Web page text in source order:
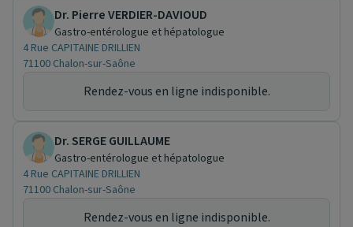
Dr. Pierre VERDIER-DAVIOUD
Gastro-entérologue et hépatologue
4 Rue CAPITAINE DRILLIEN
71100 Chalon-sur-Saône
Rendez-vous en ligne indisponible.
Dr. SERGE GUILLAUME
Gastro-entérologue et hépatologue
4 Rue CAPITAINE DRILLIEN
71100 Chalon-sur-Saône
Rendez-vous en ligne indisponible.